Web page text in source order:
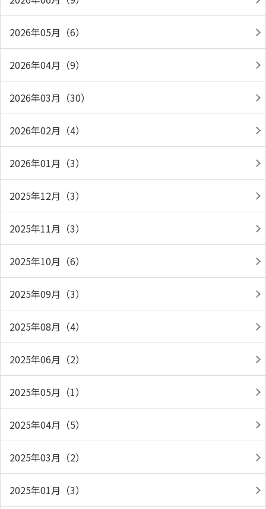
2026年05月（6）
2026年04月（9）
2026年03月（30）
2026年02月（4）
2026年01月（3）
2025年12月（3）
2025年11月（3）
2025年10月（6）
2025年09月（3）
2025年08月（4）
2025年06月（2）
2025年05月（1）
2025年04月（5）
2025年03月（2）
2025年01月（3）